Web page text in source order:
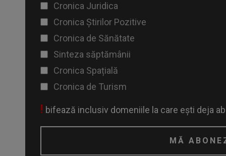
Cronica Juridica
Cronica Știrilor Pozitive
Cronica de Sănătate
Sinteza săptămânii
Cronica Spațială
Cronica de Turism
! bifează inclusiv domeniile la care ești deja